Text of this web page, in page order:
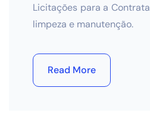
Licitações para a
limpeza e manutenção.
Read More